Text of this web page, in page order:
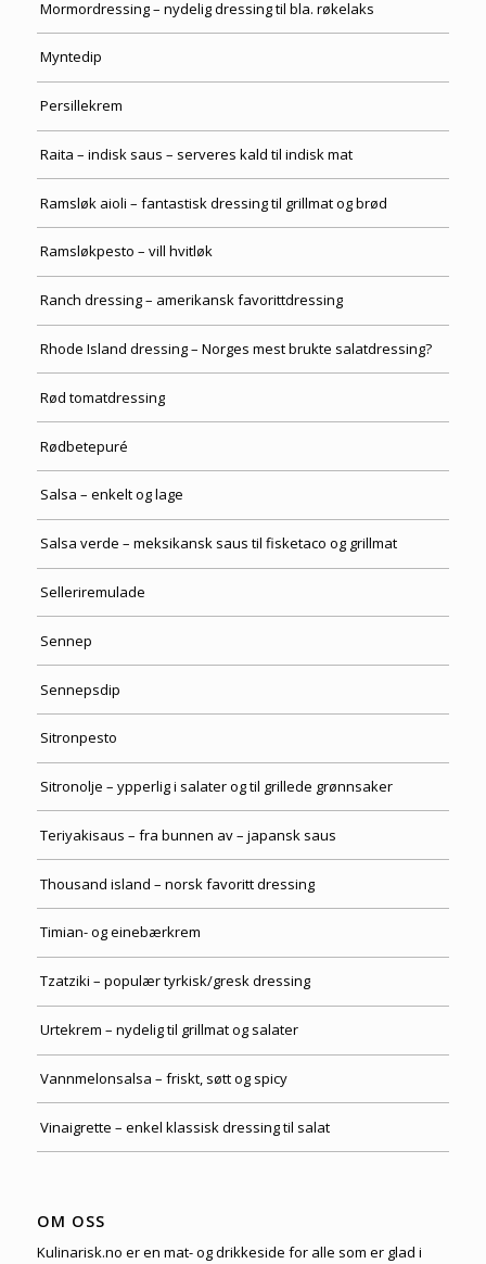
Mormordressing – nydelig dressing til bla. røkelaks
Myntedip
Persillekrem
Raita – indisk saus – serveres kald til indisk mat
Ramsløk aioli – fantastisk dressing til grillmat og brød
Ramsløkpesto – vill hvitløk
Ranch dressing – amerikansk favorittdressing
Rhode Island dressing – Norges mest brukte salatdressing?
Rød tomatdressing
Rødbetepuré
Salsa – enkelt og lage
Salsa verde – meksikansk saus til fisketaco og grillmat
Selleriremulade
Sennep
Sennepsdip
Sitronpesto
Sitronolje – ypperlig i salater og til grillede grønnsaker
Teriyakisaus – fra bunnen av – japansk saus
Thousand island – norsk favoritt dressing
Timian- og einebærkrem
Tzatziki – populær tyrkisk/gresk dressing
Urtekrem – nydelig til grillmat og salater
Vannmelonsalsa – friskt, søtt og spicy
Vinaigrette – enkel klassisk dressing til salat
OM OSS
Kulinarisk.no er en mat- og drikkeside for alle som er glad i